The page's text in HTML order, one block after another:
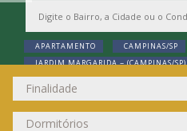
APARTAMENTO
CAMPINAS/SP
JARDIM MARGARIDA ~ (CAMPINAS/SP)